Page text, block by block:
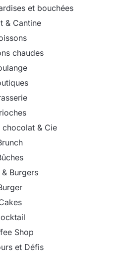
et bouchées
& Cantine
chaudes
chocolat & Cie
& Burgers
Shop
et Défis